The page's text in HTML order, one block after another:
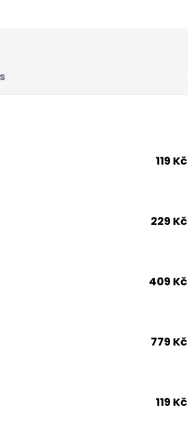
119 Kč
229 Kč
409 Kč
779 Kč
119 Kč